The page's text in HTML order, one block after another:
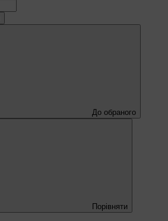
До обраного
Порівняти